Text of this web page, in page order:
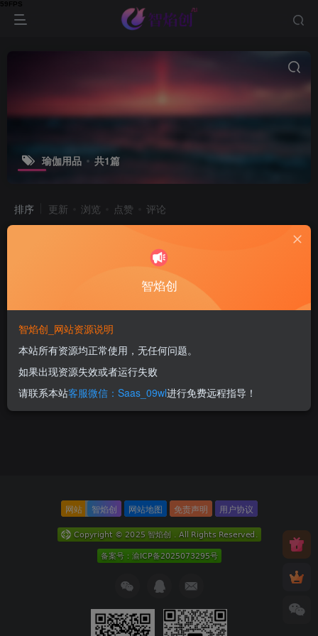
瑜伽用品 共1篇
排序 更新 浏览 点赞 评论
6个月前
网站 智焰创 网站地图 免责声明 用户协议
智焰创
智焰创_网站资源说明
本站所有资源均正常使用，无任何问题。
如果出现资源失效或者运行失败
请联系本站客服微信：Saas_09wl进行免费远程指导！